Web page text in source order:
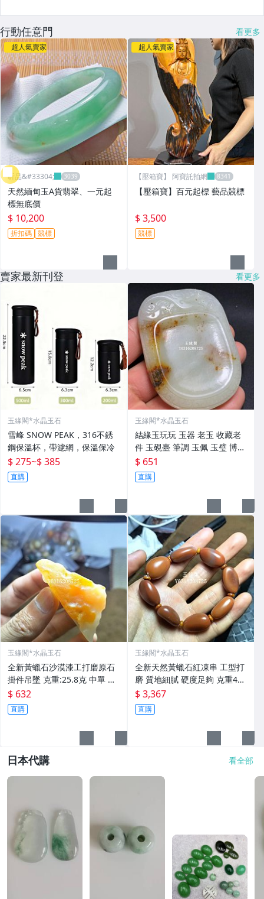
行動任意門 看更多
超人氣賣家
昕品&#33304;
天然緬甸玉A貨翡翠、一元起
標無底價
$ 10,200
折扣碼 競標
超人氣賣家
【壓箱寶】 阿寶託拍網
【壓箱寶】百元起標 藝品競標
$ 3,500
競標
賣家最新刊登 看更多
玉緣閣*水晶玉石
雪峰 SNOW PEAK，316不銹
鋼保溫杯，帶濾網，保溫保冷
$ 275~$ 385
直購
玉緣閣*水晶玉石
結緣玉玩玩 玉器 老玉 收藏老
件 玉硯臺 筆調 玉佩 玉璧 博擺
寶貝實 做工精細 精工細作 線
條流暢 有螭龍 瑞獸 邊刻如意
紋 玉質溫潤起光
$ 651
直購
玉緣閣*水晶玉石
全新黃蠟石沙漠漆工打磨原石
掛件吊墜 克重:25.8克 中單 照
片然光
$ 632
直購
玉緣閣*水晶玉石
全新天然黃蠟石紅凍串 工型打
磨 質地細膩 硬度足夠 克重44.
2克 照片然光 非
$ 3,367
直購
日本代購 看全部